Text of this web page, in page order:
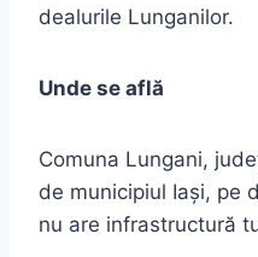
dealurile Lunganilor.
Unde se află
Comuna Lungani,
de municipiul Iași, pe
nu are infrastructură